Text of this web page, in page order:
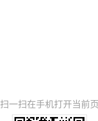
扫一扫在手机打开当前页